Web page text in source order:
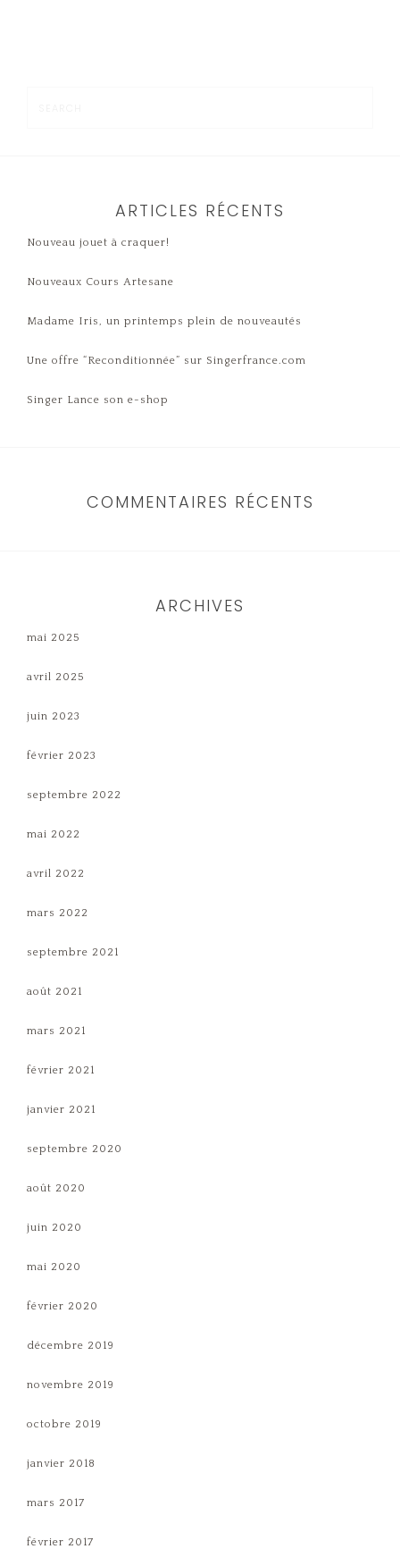
ARTICLES RÉCENTS
Nouveau jouet à craquer!
Nouveaux Cours Artesane
Madame Iris, un printemps plein de nouveautés
Une offre “Reconditionnée” sur Singerfrance.com
Singer Lance son e-shop
COMMENTAIRES RÉCENTS
ARCHIVES
mai 2025
avril 2025
juin 2023
février 2023
septembre 2022
mai 2022
avril 2022
mars 2022
septembre 2021
août 2021
mars 2021
février 2021
janvier 2021
septembre 2020
août 2020
juin 2020
mai 2020
février 2020
décembre 2019
novembre 2019
octobre 2019
janvier 2018
mars 2017
février 2017